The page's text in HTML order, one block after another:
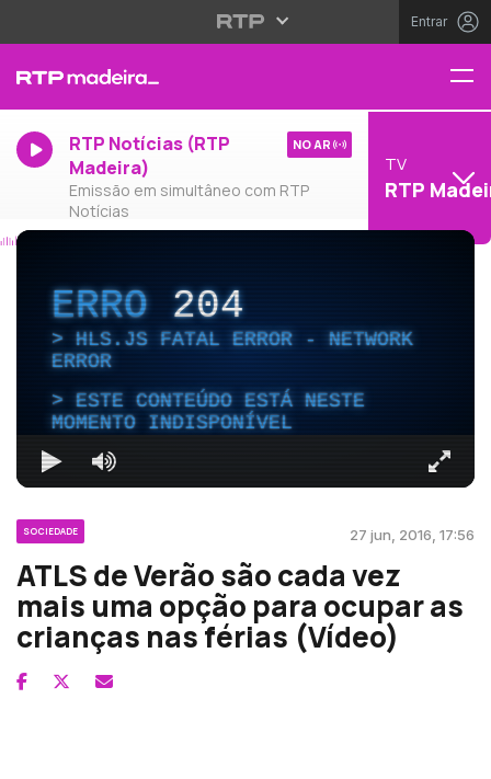
Entrar
RTP Notícias (RTP
Madeira)
Emissão em simultâneo com RTP
Notícias
NO AR
TV
RTP
ERRO204
HLS.JS FATAL ERROR - NETWORK
ERROR
ESTE CONTEÚDO ESTÁ NESTE
MOMENTO INDISPONÍVEL
SOCIEDADE 27 jun, 2016, 17:56
ATLS de Verão são cada vez
mais uma opção para ocupar as
crianças nas férias (Vídeo)